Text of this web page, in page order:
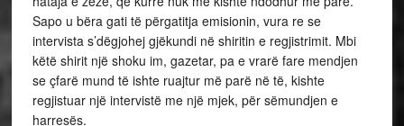
Sapo u bëra gati të përgatitja emisionin, vura re se
intervista s’dëgjohej gjëkundi në shiritin e regjistrimit. Mbi
këtë shirit një shoku im, gazetar, pa e vrarë fare mendjen
se çfarë mund të ishte ruajtur më parë në të, kishte
regjistuar një intervistë me një mjek, për sëmundjen e
harresës.